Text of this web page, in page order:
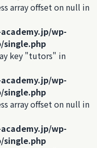
array offset on null in
wp-
single.php
key "tutors" in
wp-
single.php
array offset on null in
wp-
single.php